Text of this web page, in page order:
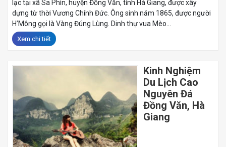
lạc tại xã Sa Phìn, huyện Đồng Văn, tỉnh Hà Giang, được xây
dựng từ thời Vương Chính Đức. Ông sinh năm 1865, được người
H’Mông gọi là Vàng Đúng Lùng. Dinh thự vua Mèo...
Xem chi tiết
Kinh Nghiệm
Du Lịch Cao
Nguyên Đá
Đồng Văn, Hà
Giang